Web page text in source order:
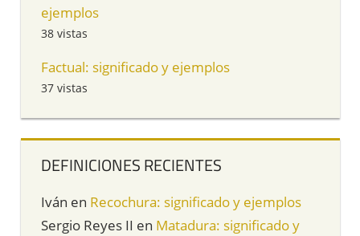
ejemplos
38 vistas
Factual: significado y ejemplos
37 vistas
DEFINICIONES RECIENTES
Iván en Recochura: significado y ejemplos
Sergio Reyes II en Matadura: significado y